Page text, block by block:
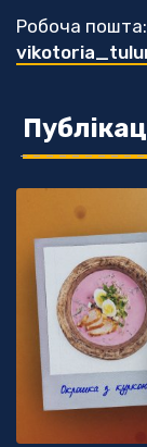
Робоча пошта: